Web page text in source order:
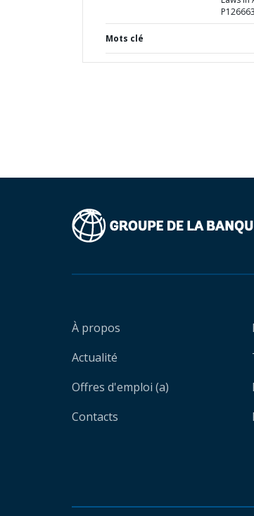
Mots clé
À propos
Actualité
Offres d'emploi (a)
Contacts